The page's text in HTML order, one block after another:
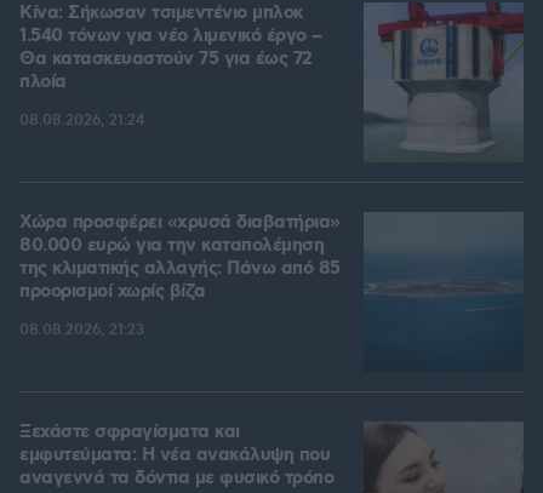
Κίνα: Σήκωσαν τσιμεντένιο μπλοκ
1.540 τόνων για νέο λιμενικό έργο –
Θα κατασκευαστούν 75 για έως 72
πλοία
08.08.2026, 21:24
Χώρα προσφέρει «χρυσά διαβατήρια»
80.000 ευρώ για την καταπολέμηση
της κλιματικής αλλαγής: Πάνω από 85
προορισμοί χωρίς βίζα
08.08.2026, 21:23
Ξεχάστε σφραγίσματα και
εμφυτεύματα: Η νέα ανακάλυψη που
αναγεννά τα δόντια με φυσικό τρόπο